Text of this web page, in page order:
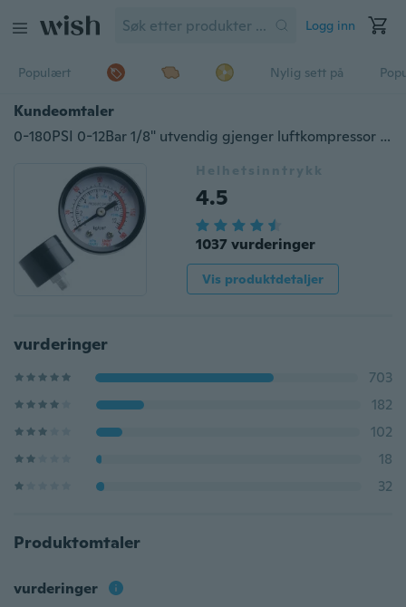
Logg inn
Populært Nylig sett på
Kundeomtaler
0-180PSI 0-12Bar 1/8" utvendig gjenger luftkompressor Hydraulikkvæsketrykkmålersett
Helhetsinntrykk
4.5
1037 vurderinger
Vis produktdetaljer
vurderinger
703
182
102
18
32
Produktomtaler
vurderinger